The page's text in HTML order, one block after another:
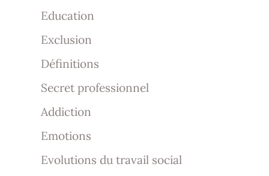
Education
Exclusion
Définitions
Secret professionnel
Addiction
Emotions
Evolutions du travail social